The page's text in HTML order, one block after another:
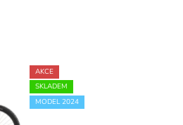
AKCE
SKLADEM
MODEL 2024